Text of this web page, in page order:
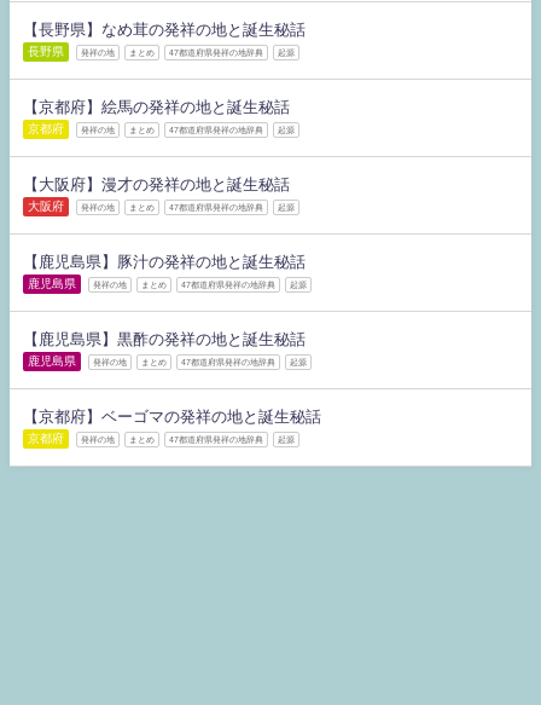
【長野県】なめ茸の発祥の地と誕生秘話
長野県 発祥の地 まとめ 47都道府県発祥の地辞典 起源
【京都府】絵馬の発祥の地と誕生秘話
京都府 発祥の地 まとめ 47都道府県発祥の地辞典 起源
【大阪府】漫才の発祥の地と誕生秘話
大阪府 発祥の地 まとめ 47都道府県発祥の地辞典 起源
【鹿児島県】豚汁の発祥の地と誕生秘話
鹿児島県 発祥の地 まとめ 47都道府県発祥の地辞典 起源
【鹿児島県】黒酢の発祥の地と誕生秘話
鹿児島県 発祥の地 まとめ 47都道府県発祥の地辞典 起源
【京都府】ベーゴマの発祥の地と誕生秘話
京都府 発祥の地 まとめ 47都道府県発祥の地辞典 起源